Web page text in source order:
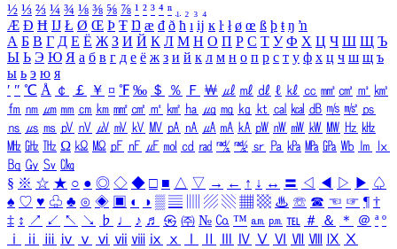
½ ⅓ ⅔ ¼ ¾ ⅛ ⅜ ⅝ ⅞ ¹ ² ³ ⁴ ⁿ ₁ ₂ ₃ ₄
Æ Ð Ħ Ĳ Ł Ø Œ Þ Ŧ Ŋ æ đ ð ħ ı ĳ ĸ ŀ ł ø œ ß þ ŧ ŋ ŉ
А Б В Г Д Е Ё Ж З И Й К Л М Н О П Р С Т У Ф Х Ц Ч Ш Щ Ъ
Ы Ь Э Ю Я а б в г д е ё ж з и й к л м н о п р с т у ф х ц ч ш щ ъ
ы ь э ю я
′ ″ ℃ Å ￠ ￡ ￥ ¤ ℉ ‰ ＄ ％ Ｆ ￦ ㎕ ㎖ ㎗ ℓ ㎘ ㏄ ㎣ ㎤ ㎥ ㎦
㎙ ㎚ ㎛ ㎜ ㎝ ㎞ ㎟ ㎠ ㎡ ㎢ ㏊ ㎍ ㎎ ㎏ ㏏ ㎈ ㎉ ㏈ ㎧ ㎨ ㎰
㎱ ㎲ ㎳ ㎴ ㎵ ㎶ ㎷ ㎸ ㎹ ㎀ ㎁ ㎂ ㎃ ㎄ ㎺ ㎻ ㎽ ㎾ ㎿ ㎐ ㎑
㎒ ㎓ ㎔ Ω ㏀ ㏁ ㎊ ㎋ ㎌ ㏖ ㏅ ㎭ ㎮ ㎯ ㏛ ㎩ ㎪ ㎫ ㎬ ㏝ ㏐
㏓
㏃ ㏉ ㏜ ㏆
§ ※ ☆ ★ ○ ● ◎ ◇ ◆ □ ■ △ ▽ → ← ↑ ↓ ↔ 〓 ◁ ◀ ▷ ▶ ♤
♠ ♡ ♥ ♧ ♣ ⊙ ◈ ▣ ◐ ◑ ▒ ▤ ▨ ▧ ▦ ▩ ♨ ☏ ☎ ☜ ☞ ¶ †
‡ ↕ ↗ ↙ ↖ ↘ ♭ ♩ ♪ ♬ ㉿ ㈜ № ㏇ ™ ㏂ ㏘ ℡ ＃ ＆ ＊ ＠ ª º
ⅰ
ⅱ ⅲ ⅳ ⅴ ⅵ ⅶ ⅷ ⅸ ⅹ Ⅳ Ⅴ Ⅵ Ⅶ Ⅷ Ⅸ Ⅹ